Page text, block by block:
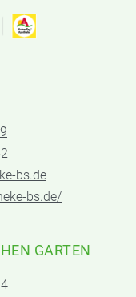
bs.de
bs.de/
GARTEN